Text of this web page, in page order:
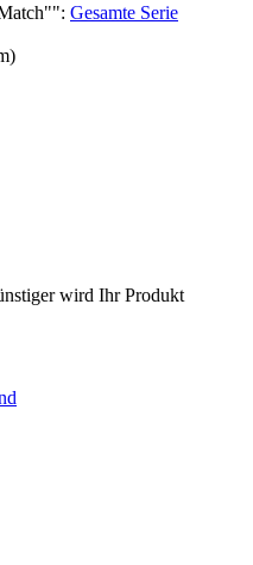
": Gesamte Serie
wird Ihr Produkt